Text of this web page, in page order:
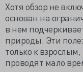
Хотя обзор не
основан на
в нем
природы. Эти
только к
проводят мало